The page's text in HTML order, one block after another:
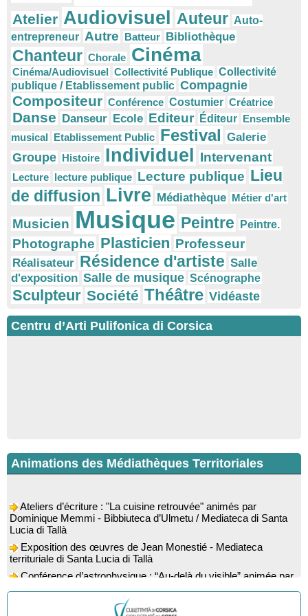
Atelier Audiovisuel Auteur Auto-
entrepreneur Autre Batteur Bibliothèque
Chanteur Chorale Cinéma
Cinéma/Audiovisuel Collectivité Publique Collectivité
publique / Etablissement public Compagnie
Compositeur Conférence Costumier Créatrice
Danse Danseur Ecole Editeur Éditeur Ensemble
musical Etablissement Public Festival Galerie
Groupe Histoire Individuel Intervenant
Lecture lecture publique Lecture publique Lieu
de diffusion Livre Médiathèque Métier d'art
Musicien Musique Peintre Peintre.
Photographe Plasticien Professeur
Réalisateur Résidence d'artiste Salle
d'exposition Salle de musique Scénographe
Sculpteur Société Théâtre Vidéaste
Centru d’Arti Pulifonica di Corsica
Animations des Médiathèques Territoriales
Dominique Memmi - Bibbiuteca d’Ulmetu / Mediateca di Santa
Lucia di Tallà
territuriale di Santa Lucia di Tallà
l’astrophysicien Paul Guerrini - Médiathèque - Pitretu è
Bicchisgià
Exposition des œuvres de Dominique Malberti Morin :